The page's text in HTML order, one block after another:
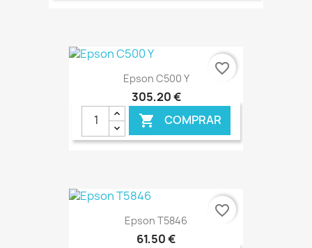
Epson C500 Y
305,20 €
 COMPRAR
€ ONLINE
favorite_border
Epson T5846
61,50 €
favorite_border